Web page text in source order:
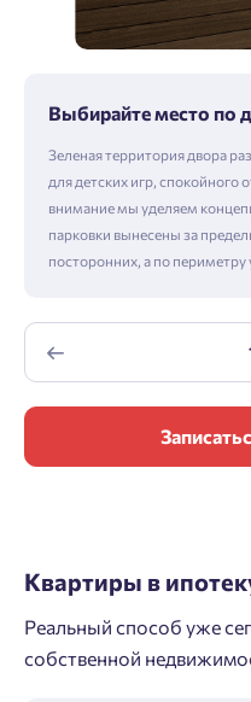
Выбирайте место по
Зеленая территория двора
для детских игр,
внимание мы уделяем
парковки вынесены за
посторонних, а по периметру
Квартиры в
Реальный способ уже
собственной